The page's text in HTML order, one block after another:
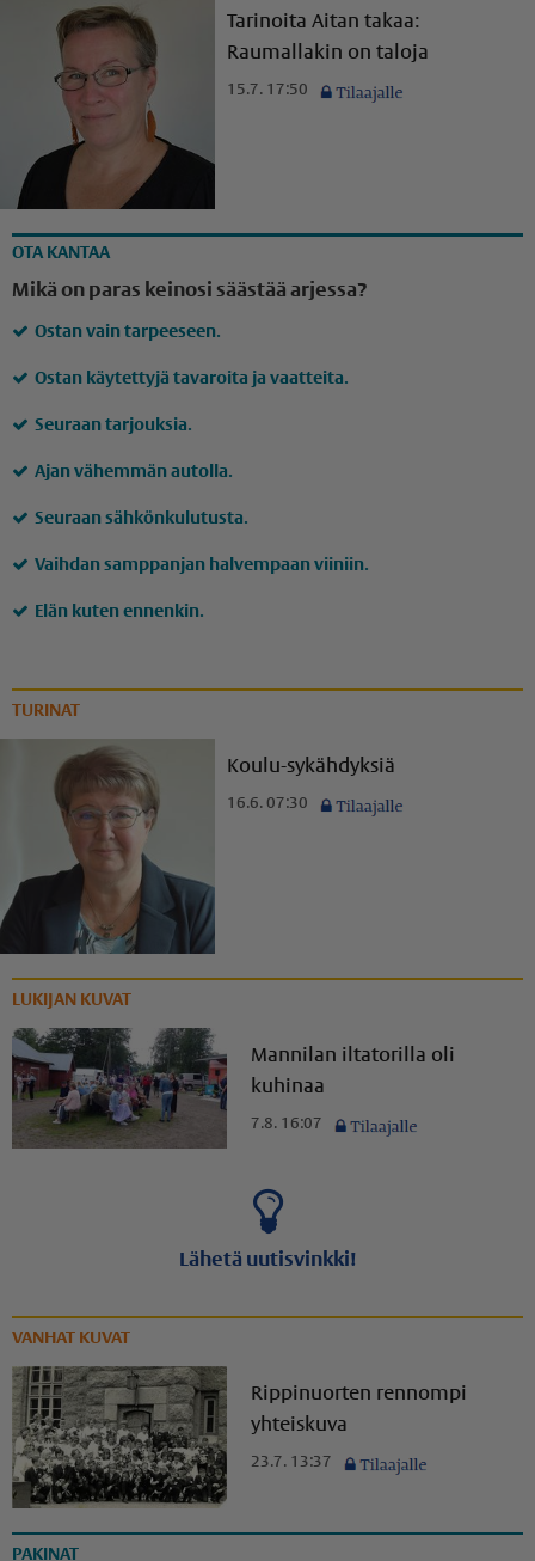
Tarinoita Aitan takaa:
Raumallakin on taloja
15.7. 17:50
OTA KANTAA
Mikä on paras keinosi säästää arjessa?
Ostan vain tarpeeseen.
Ostan käytettyjä tavaroita ja vaatteita.
Seuraan tarjouksia.
Ajan vähemmän autolla.
Seuraan sähkönkulutusta.
Vaihdan samppanjan halvempaan viiniin.
Elän kuten ennenkin.
TURINAT
Koulu-sykähdyksiä
16.6. 07:30
LUKIJAN KUVAT
Mannilan iltatorilla oli
kuhinaa
7.8. 16:07
Lähetä uutisvinkki!
VANHAT KUVAT
Rippinuorten rennompi
yhteiskuva
23.7. 13:37
PAKINAT